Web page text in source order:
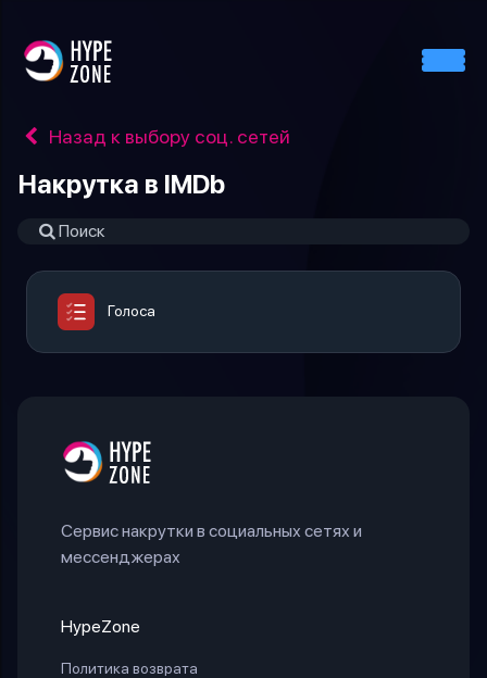
Назад к выбору соц. сетей
Накрутка в IMDb
Голоса
Сервис накрутки в социальных сетях и
мессенджерах
HypeZone
Политика возврата